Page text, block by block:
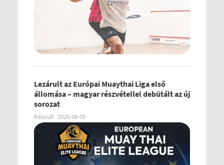
Lezárult az Európai Muaythai Liga első
állomása – magyar részvétellel debütált az új
sorozat
Készült 2026-08-05